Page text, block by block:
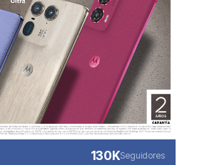
130KSeguidores